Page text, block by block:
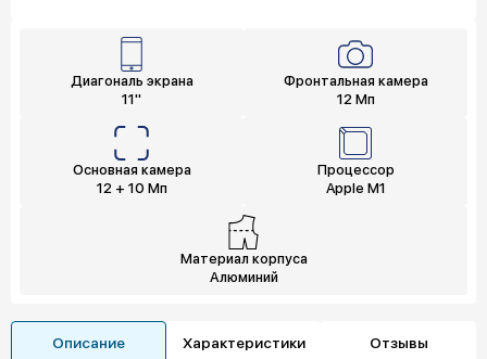
Диагональ экрана
11"
Фронтальная камера
12 Мп
Основная камера
12 + 10 Мп
Процессор
Apple M1
Материал корпуса
Алюминий
Описание Характеристики Отзывы